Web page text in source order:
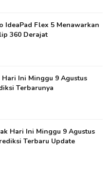
IdeaPad Flex 5 Menawarkan
360 Derajat
Hari Ini Minggu 9 Agustus
Terbarunya
Hari Ini Minggu 9 Agustus
Terbaru Update